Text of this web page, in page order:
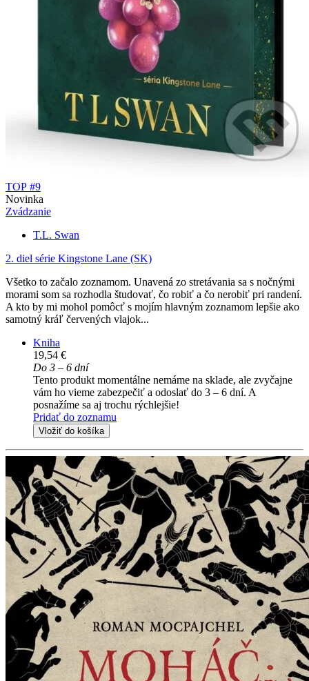
TOP #9
Novinka
Zvádzanie
T.L. Swan
2. diel série Kingstone Lane (SK)
Všetko to začalo zoznamom. Unavená zo stretávania sa s nočnými
morami som sa rozhodla študovať, čo robiť a čo nerobiť pri randení.
A kto by mi mohol pomôcť s mojím hlavným zoznamom lepšie ako
samotný kráľ červených vlajok...
Kniha
19,54 €
Do 3 – 6 dní
Tento produkt momentálne nemáme na sklade, ale zvyčajne
vám ho vieme zabezpečiť a odoslať do 3 – 6 dní. A
posnažíme sa aj trochu rýchlejšie!
Pridať do zoznamu
Vložiť do košíka